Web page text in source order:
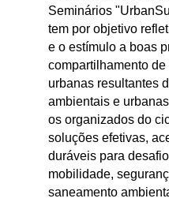
Seminários
tem por objetivo
e o estímulo a boas
compartilhamento
urbanas resultantes
ambientais e
os organizados do
soluções efetivas,
duráveis para
mobilidade,
saneamento